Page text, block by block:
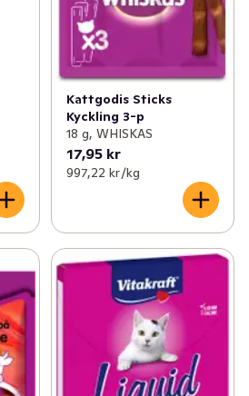
Kattgodis Sticks
Kyckling 3-p
18 g, WHISKAS
17,95 kr
997,22 kr /kg